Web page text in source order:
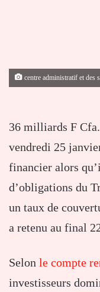
centre administratif et des
36 milliards F
vendredi 25
financier alors
d’obligations du
un taux de
a retenu au final
Selon le compte
investisseurs